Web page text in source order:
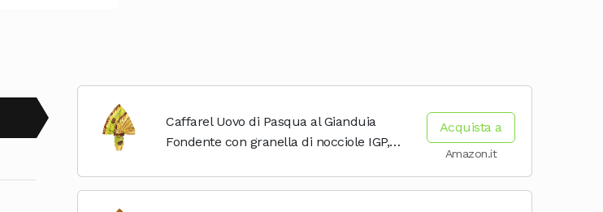
Caffarel Uovo di Pasqua al Gianduia
Fondente con granella di nocciole IGP,
Acquista a
Amazon.it